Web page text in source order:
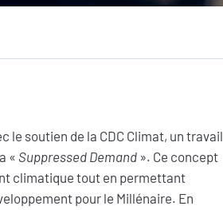
Entreprises
collectivités
le soutien de la CDC Climat, un travail
« Suppressed Demand ». Ce concept
climatique tout en permettant
pour le Millénaire. En